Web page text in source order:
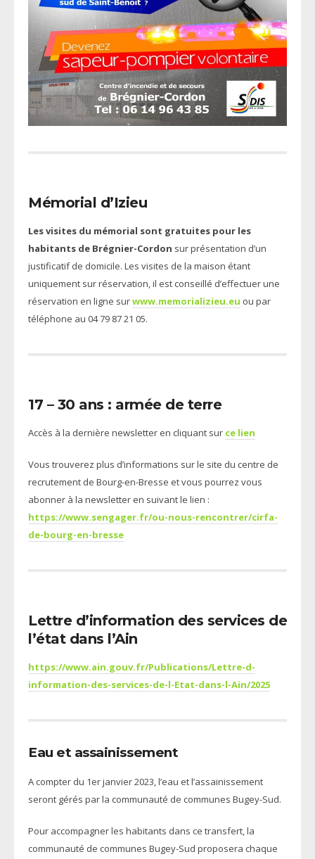
Mémorial d’Izieu
Les visites du mémorial sont gratuites pour les
habitants de Brégnier-Cordon sur présentation d’un
justificatif de domicile. Les visites de la maison étant
uniquement sur réservation, il est conseillé d’effectuer une
réservation en ligne surwww.memorializieu.eu ou par
téléphone au 04 79 87 21 05.
17 – 30 ans : armée de terre
Accès à la dernière newsletter en cliquant sur ce lien
Vous trouverez plus d’informations sur le site du centre de
recrutement de Bourg-en-Bresse et vous pourrez vous
abonner à la newsletter en suivant le lien :
https://www.sengager.fr/ou-nous-rencontrer/cirfa-
de-bourg-en-bresse
Lettre d’information des services de
l’état dans l’Ain
https://www.ain.gouv.fr/Publications/Lettre-d-
information-des-services-de-l-Etat-dans-l-Ain/2025
Eau et assainissement
A compter du 1er janvier 2023, l’eau et l’assainissement
seront gérés par la communauté de communes Bugey-Sud.
Pour accompagner les habitants dans ce transfert, la
communauté de communes Bugey-Sud proposera chaque